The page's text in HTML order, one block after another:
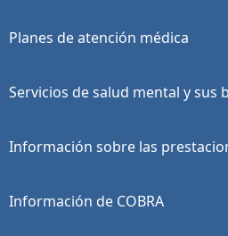
Planes de atención médica
Servicios de salud mental y sus
Información sobre las
Información de COBRA